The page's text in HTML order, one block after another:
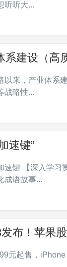
听听大...
建设（高
以来，产业体系
战略性...
速键”
速键 【深入学
成语故事...
布！苹果
元起售，iPhone